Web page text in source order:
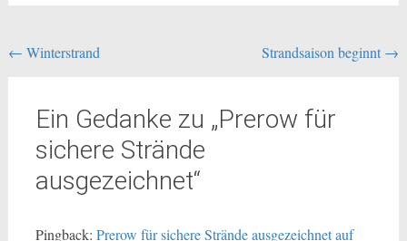
Beitragsnavigation
← Winterstrand Strandsaison beginnt →
Ein Gedanke zu „Prerow für
sichere Strände
ausgezeichnet“
Pingback: Prerow für sichere Strände ausgezeichnet auf